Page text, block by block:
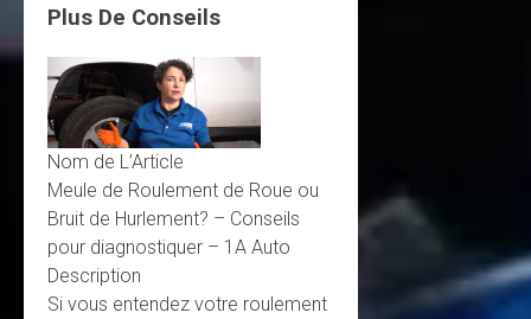
Plus De Conseils
Nom de L’Article
Meule de Roulement de Roue ou
Bruit de Hurlement? – Conseils
pour diagnostiquer – 1A Auto
Description
Si vous entendez votre roulement